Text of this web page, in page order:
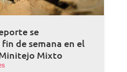
se
de semana en el
Mixto